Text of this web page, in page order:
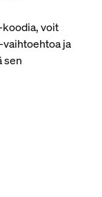
koodia, voit
ja
sen